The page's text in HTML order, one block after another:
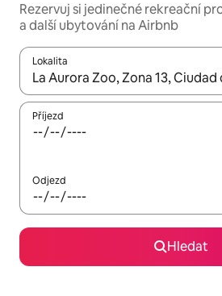
Rezervuj si jedinečné rekreační
a další ubytování na Airbnb
Lokalita
Až budou výsledky k dispozici,
Příjezd
Odjezd
Hledat